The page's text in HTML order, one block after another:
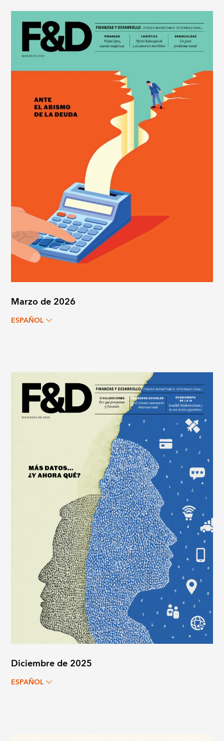
Marzo de 2026
ESPAÑOL
Diciembre de 2025
ESPAÑOL